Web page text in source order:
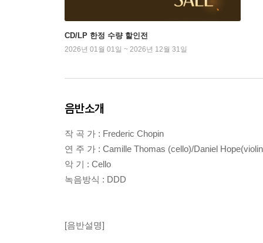
CD/LP 한정 수량 할인전
2026년 01월 01일 ~ 2026년 12월 31일
음반소개
작 곡 가 : Frederic Chopin
연 주 가 : Camille Thomas (cello)/Daniel
악 기 : Cello
녹음방식 : DDD
[음반설명]